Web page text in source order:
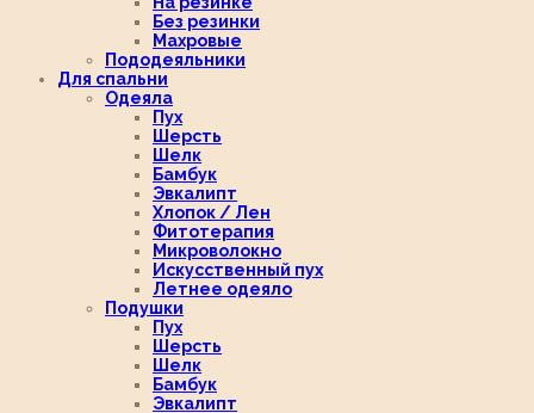
Без резинки
Махровые
Пододеяльники
Для спальни
Одеяла
Пух
Шерсть
Шелк
Бамбук
Эвкалипт
Хлопок / Лен
Фитотерапия
Микроволокно
Искусственный пух
Летнее одеяло
Подушки
Пух
Шерсть
Шелк
Бамбук
Эвкалипт